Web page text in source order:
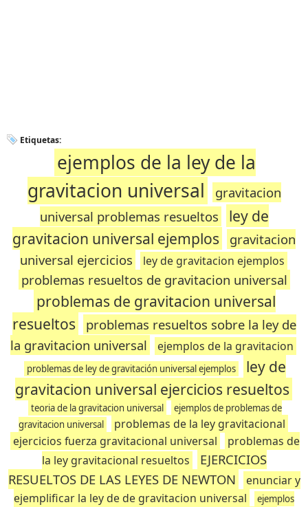
Etiquetas:
ejemplos de la ley de la
gravitacion universal
gravitacion
universal problemas resueltos
ley de
gravitacion universal ejemplos
gravitacion
universal ejercicios
ley de gravitacion ejemplos
problemas resueltos de gravitacion universal
problemas de gravitacion universal
resueltos
problemas resueltos sobre la ley de
la gravitacion universal
ejemplos de la gravitacion
problemas de ley de gravitación universal ejemplos
ley de
gravitacion universal ejercicios resueltos
teoria de la gravitacion universal
ejemplos de problemas de
gravitacion universal
problemas de la ley gravitacional
ejercicios fuerza gravitacional universal
problemas de
la ley gravitacional resueltos
EJERCICIOS
RESUELTOS DE LAS LEYES DE NEWTON
enunciar y
ejemplificar la ley de de gravitacion universal
ejemplos